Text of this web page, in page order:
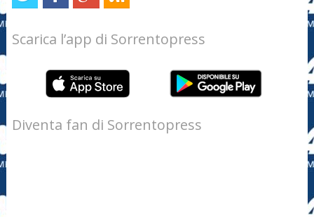
Scarica l’app di Sorrentopress
Diventa fan di Sorrentopress